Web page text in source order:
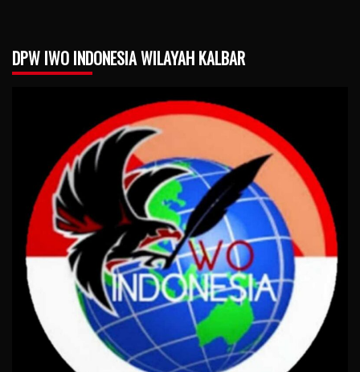
DPW IWO INDONESIA WILAYAH KALBAR